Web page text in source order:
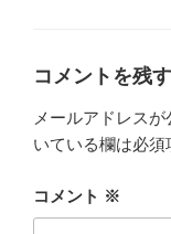
k
コメントを残す
メールアドレスが
いている欄は必須
コメント ※